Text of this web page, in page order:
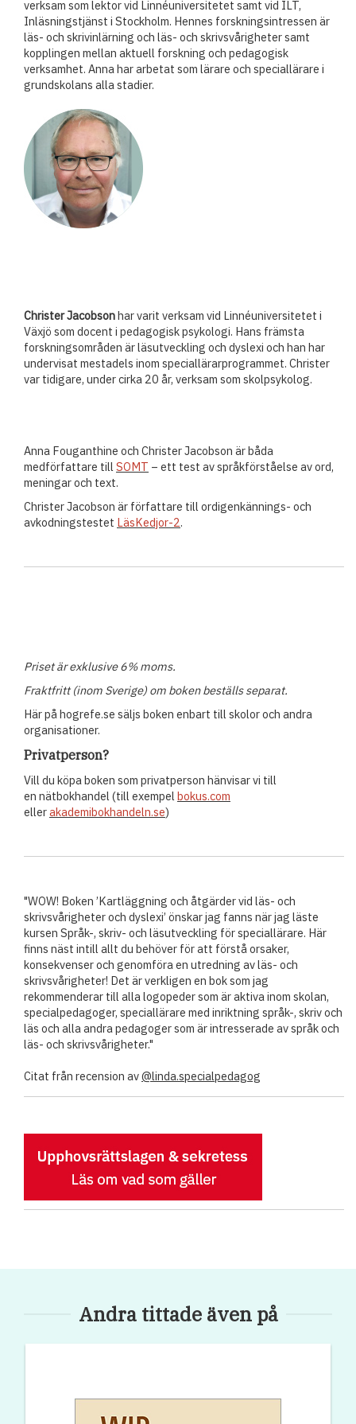
verksam som lektor vid Linnéuniversitetet samt vid ILT,
Inläsningstjänst i Stockholm. Hennes forskningsintressen är
läs- och skrivinlärning och läs- och skrivsvårigheter samt
kopplingen mellan aktuell forskning och pedagogisk
verksamhet. Anna har arbetat som lärare och speciallärare i
grundskolans alla stadier.
Christer Jacobsonhar varit verksam vid Linnéuniversitetet i
Växjö som docent i pedagogisk psykologi. Hans främsta
forskningsområden är läsutveckling och dyslexi och han har
undervisat mestadels inom speciallärarprogrammet. Christer
var tidigare, under cirka 20 år, verksam som skolpsykolog.
Anna Fouganthine och Christer Jacobson är båda
medförfattare tillSOMT – ett test av språkförståelse av ord,
meningar och text.
Christer Jacobson är författare till ordigenkännings- och
avkodningstestet LäsKedjor-2.
Priset är exklusive 6% moms.
Fraktfritt (inom Sverige) om boken beställs separat.
Här på hogrefe.se säljs boken enbart till skolor och andra
organisationer.
Privatperson?
Vill du köpa boken som privatperson hänvisar vi till
en nätbokhandel (till exempel bokus.com
ellerakademibokhandeln.se)
"WOW! Boken ’Kartläggning och åtgärder vid läs- och
skrivsvårigheter och dyslexi’ önskar jag fanns när jag läste
kursen Språk-, skriv- och läsutveckling för speciallärare. Här
finns näst intill allt du behöver för att förstå orsaker,
konsekvenser och genomföra en utredning av läs- och
skrivsvårigheter! Det är verkligen en bok som jag
rekommenderar till alla logopeder som är aktiva inom skolan,
specialpedagoger, speciallärare med inriktning språk-, skriv och
läs och alla andra pedagoger som är intresserade av språk och
läs- och skrivsvårigheter."
Citat från recension av@linda.specialpedagog
Andra tittade även på